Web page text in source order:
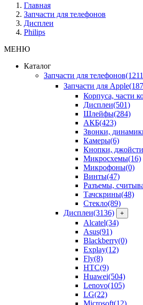
Главная
Запчасти для телефонов
Дисплеи
Philips
МЕНЮ
Каталог
Запчасти для телефонов
Запчасти для Apple
Корпуса, части
Дисплеи(501)
Шлейфы(284)
АКБ(423)
Звонки,
Камеры(6)
Кнопки,
Микросхемы(16)
Микрофоны(0)
Винты(47)
Разъемы,
Тачскрины(48)
Стекло(89)
Дисплеи(3136) +
Alcatel(34)
Asus(91)
Blackberry(0)
Explay(12)
Fly(8)
HTC(9)
Huawei(504)
Lenovo(105)
LG(22)
Microsoft(12)